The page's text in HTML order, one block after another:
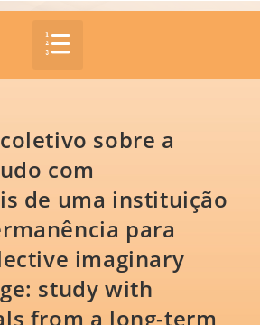
sobre a
com
de uma instituição
para
imaginary
study with
from a long-term